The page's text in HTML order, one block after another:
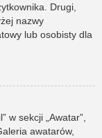
Drugi,
nazwy
lub osobisty dla
w sekcji „Awatar”,
awatarów,